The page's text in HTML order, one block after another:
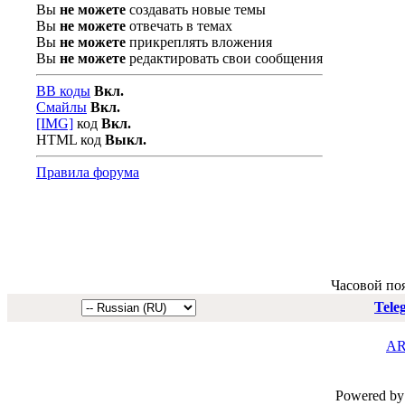
Вы не можете создавать новые темы
Вы не можете отвечать в темах
Вы не можете прикреплять вложения
Вы не можете редактировать свои сообщения
BB коды Вкл.
Смайлы Вкл.
[IMG] код Вкл.
HTML код Выкл.
Правила форума
Часовой
Powered